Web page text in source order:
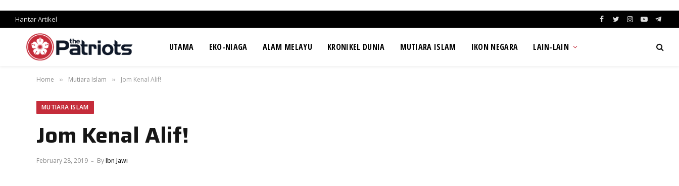
Hantar Artikel Facebook
TwitterInstagram
YouTube
UTAMA EKO-NIAGA ALAM MELAYU KRONIKEL DUNIA MUTIARA ISLAM IKON NEGARA LAIN-LAIN
Home » Mutiara Islam » Jom Kenal Alif!
MUTIARA ISLAM
Jom Kenal Alif!
February 28, 2019 ByIbn Jawi